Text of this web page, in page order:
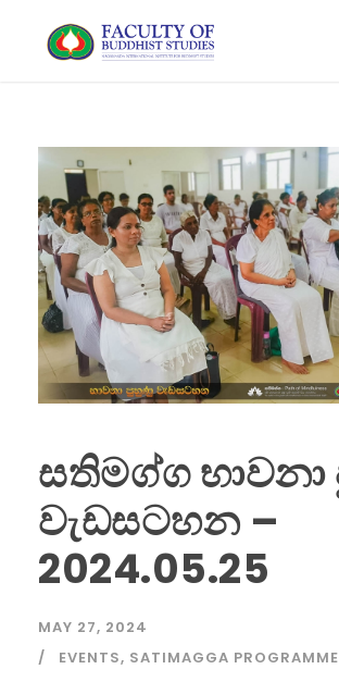
සතිමග්ග
වැඩසටහන –
2024.05.25
MAY 27, 2024
EVENTS, SATIMAGGA PROGRAMME